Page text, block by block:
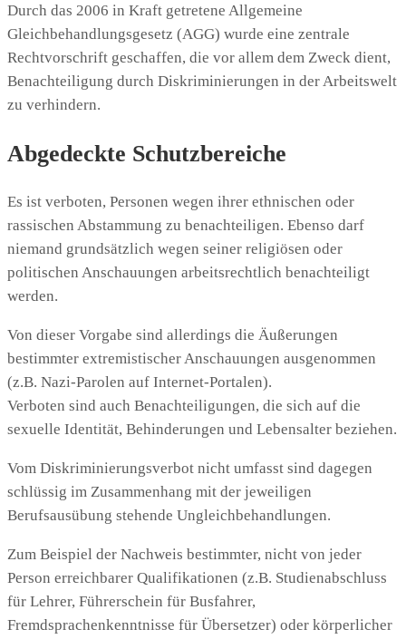
Durch das 2006 in Kraft getretene Allgemeine
Gleichbehandlungsgesetz (AGG) wurde eine zentrale
Rechtvorschrift geschaffen, die vor allem dem Zweck dient,
Benachteiligung durch Diskriminierungen in der Arbeitswelt
zu verhindern.
Abgedeckte Schutzbereiche
Es ist verboten, Personen wegen ihrer ethnischen oder
rassischen Abstammung zu benachteiligen. Ebenso darf
niemand grundsätzlich wegen seiner religiösen oder
politischen Anschauungen arbeitsrechtlich benachteiligt
werden.
Von dieser Vorgabe sind allerdings die Äußerungen
bestimmter extremistischer Anschauungen ausgenommen
(z.B. Nazi-Parolen auf Internet-Portalen).
Verboten sind auch Benachteiligungen, die sich auf die
sexuelle Identität, Behinderungen und Lebensalter beziehen.
Vom Diskriminierungsverbot nicht umfasst sind dagegen
schlüssig im Zusammenhang mit der jeweiligen
Berufsausübung stehende Ungleichbehandlungen.
Zum Beispiel der Nachweis bestimmter, nicht von jeder
Person erreichbarer Qualifikationen (z.B. Studienabschluss
für Lehrer, Führerschein für Busfahrer,
Fremdsprachenkenntnisse für Übersetzer) oder körperlicher